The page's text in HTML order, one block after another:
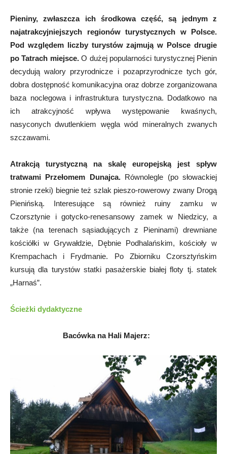
Pieniny, zwłaszcza ich środkowa część, są jednym z
najatrakcyjniejszych regionów turystycznych w Polsce.
Pod względem liczby turystów zajmują w Polsce drugie
po Tatrach miejsce.O dużej popularności turystycznej Pienin
decydują walory przyrodnicze i pozaprzyrodnicze tych gór,
dobra dostępność komunikacyjna oraz dobrze zorganizowana
baza noclegowa i infrastruktura turystyczna. Dodatkowo na
ich atrakcyjność wpływa występowanie kwaśnych,
nasyconych dwutlenkiem węgla wód mineralnych zwanych
szczawami.
Atrakcją turystyczną na skalę europejską jest spływ
tratwami Przełomem Dunajca.Równolegle (po słowackiej
stronie rzeki) biegnie też szlak pieszo-rowerowy zwany Drogą
Pienińską. Interesujące są również ruiny zamku w
Czorsztynie i gotycko-renesansowy zamek w Niedzicy, a
także (na terenach sąsiadujących z Pieninami) drewniane
kościółki w Grywałdzie, Dębnie Podhalańskim, kościoły w
Krempachach i Frydmanie. Po Zbiorniku Czorsztyńskim
kursują dla turystów statki pasażerskie białej floty tj. statek
„Harnaś”.
Ścieżki dydaktyczne
Bacówka na Hali Majerz: